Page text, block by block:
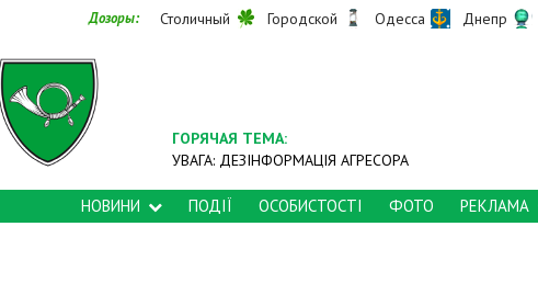
Дозоры: Столичный Городской Одесса Днепр
ГОРЯЧАЯ ТЕМА:
УВАГА: ДЕЗІНФОРМАЦІЯ АГРЕСОРА
НОВИНИ ПОДІЇ ОСОБИСТОСТІ ФОТО РЕКЛАМА